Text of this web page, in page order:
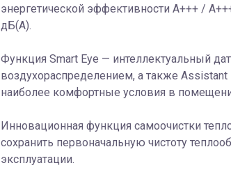
энергетической эффективности A+++ /
дБ(А).
Функция Smart Eye — интеллектуальный
воздухораспределением, а также
наиболее комфортные условия в
Инновационная функция самоочистки
сохранить первоначальную чистоту
эксплуатации.